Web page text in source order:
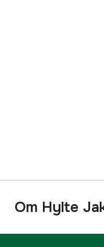
Om Hylte